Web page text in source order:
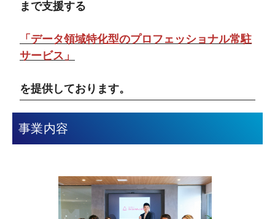
まで支援する
「データ領域特化型のプロフェッショナル常駐
サービス」
を提供しております。
事業内容